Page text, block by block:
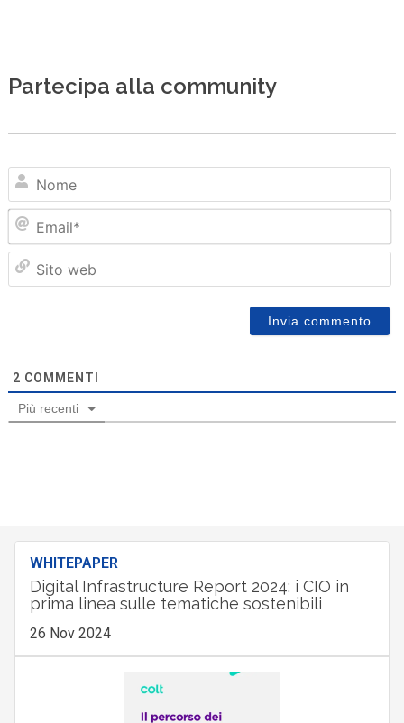
Partecipa alla community
2 COMMENTI
Più recenti
WHITEPAPER
Digital Infrastructure Report 2024: i CIO in
prima linea sulle tematiche sostenibili
26 Nov 2024